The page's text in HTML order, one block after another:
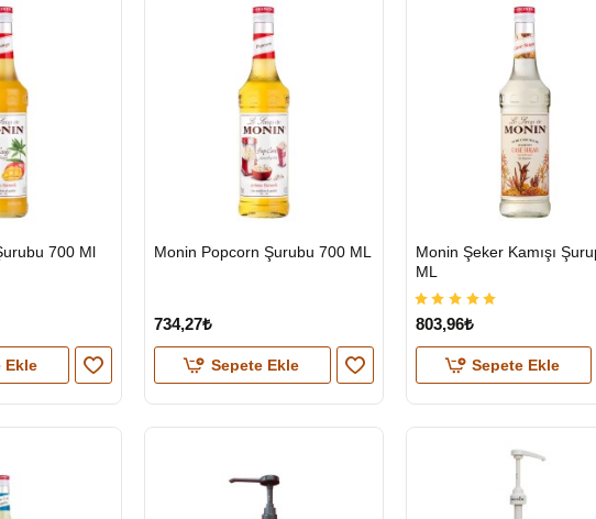
700 Ml
Ekle
GÖNDERİ
Monin Popcorn Şurubu 700 ML
734,27₺
Sepete Ekle
GÖNDERİ
Monin Şeker Kamışı
ML
803,96₺
Sepete Ekle